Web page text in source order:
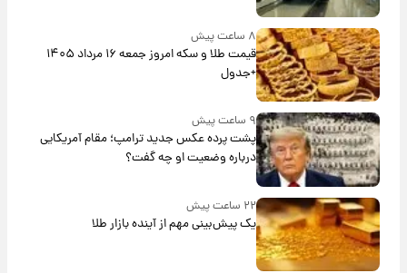
۸ ساعت پیش
قیمت طلا و سکه امروز جمعه ۱۶ مرداد ۱۴۰۵
+جدول
۹ ساعت پیش
پشت پرده عکس جدید ترامپ؛ مقام آمریکایی
درباره وضعیت او چه گفت؟
۲۲ ساعت پیش
یک پیش‌بینی مهم از آینده بازار طلا